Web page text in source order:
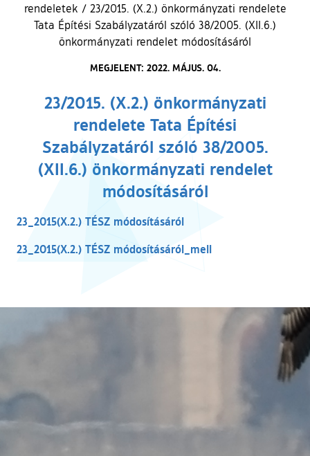
rendeletek / 23/2015. (X.2.) önkormányzati rendelete
Tata Építési Szabályzatáról szóló 38/2005. (XII.6.)
önkormányzati rendelet módosításáról
MEGJELENT: 2022. MÁJUS. 04.
23/2015. (X.2.) önkormányzati
rendelete Tata Építési
Szabályzatáról szóló 38/2005.
(XII.6.) önkormányzati rendelet
módosításáról
23_2015(X.2.) TÉSZ módosításáról
23_2015(X.2.) TÉSZ módosításáról_mell